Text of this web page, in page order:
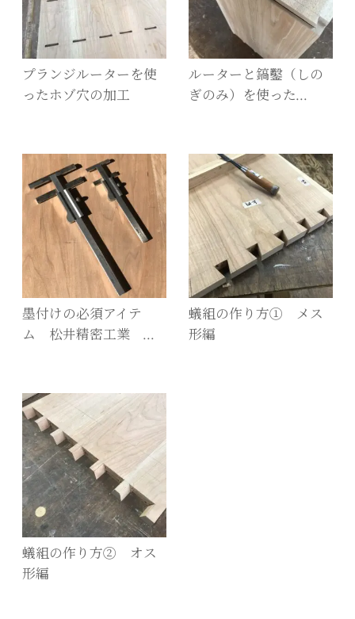
プランジルーターを使
ったホゾ穴の加工
ルーターと鎬鑿（しの
ぎのみ）を使った…
墨付けの必須アイテ
ム 松井精密工業 …
蟻組の作り方① メス
形編
蟻組の作り方② オス
形編